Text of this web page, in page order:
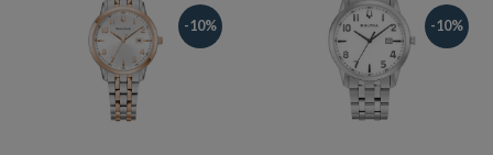
-10% -10%